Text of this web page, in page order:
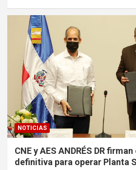
NOTICIAS
CNE y AES ANDRÉS DR
definitiva para operar Planta